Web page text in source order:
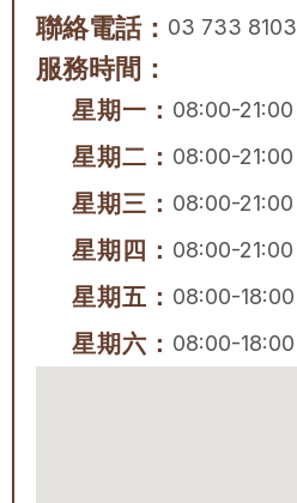
聯絡電話： 03 733 8103
服務時間：
星期一： 08:00-21:00
星期二： 08:00-21:00
星期三： 08:00-21:00
星期四： 08:00-21:00
星期五： 08:00-18:00
星期六： 08:00-18:00